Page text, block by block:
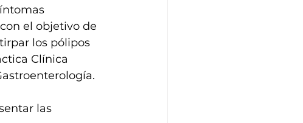
el objetivo de
los pólipos
Clínica
las